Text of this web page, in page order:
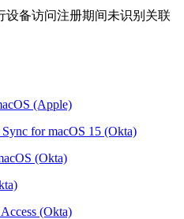
设备访问注册期间未识别关联
(Apple)
for macOS 15 (Okta)
(Okta)
(Okta)